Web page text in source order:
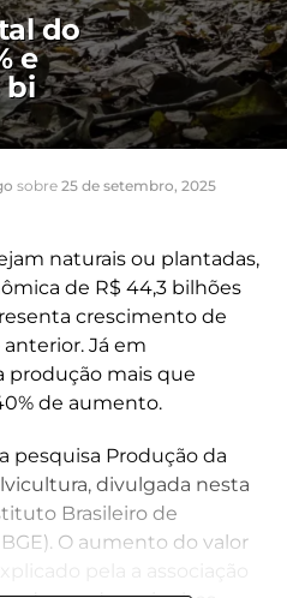
do
e
bi
sobre 25 de setembro, 2025
naturais ou plantadas,
de R$ 44,3 bilhões
crescimento de
anterior. Já em
produção mais que
de aumento.
pesquisa Produção da
divulgada nesta
Brasileiro de
O aumento do valor